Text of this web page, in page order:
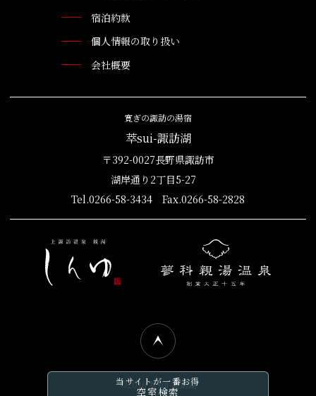
宿泊約款
個人情報の取り扱い
会社概要
寛ぎの諏訪の湯宿
萃sui-諏訪湖
〒392-0027長野県諏訪市
湖岸通り2丁目5-27
Tel.0266-58-3434 Fax.0266-58-2828
©2016 萃sui-諏訪湖
当サイトが一番お得
空室検索